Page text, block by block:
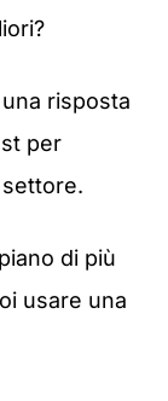
risposta
per
di più
usare una